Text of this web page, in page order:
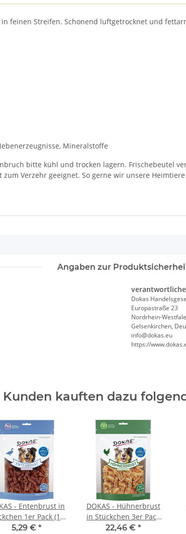
feinen Streifen. Schonend luftgetrocknet und
Mineralstoffe
bitte kühl und trocken lagern. Frischebeutel
Verzehr geeignet. So gerne wir unsere
Angaben zur
Dokas
Europastraße 23
Nordrhein-
Gelsenkirchen,
info@dokas.eu
https://
Kunden kauften dazu
- Entenbrust in
1er Pack (1 x
200g)
5,29 € *
DOKAS - Hühnerbrust
in Stückchen 3er Pack
(3 x 200g)
22,46 € *